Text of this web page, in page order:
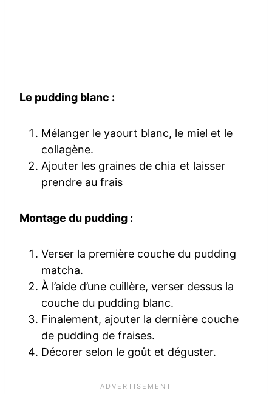
Le pudding blanc :
Mélanger le yaourt blanc, le miel et le
collagène.
Ajouter les graines de chia et laisser
prendre au frais
Montage du pudding :
Verser la première couche du pudding
matcha.
À l’aide d’une cuillère, verser dessus la
couche du pudding blanc.
Finalement, ajouter la dernière couche
de pudding de fraises.
Décorer selon le goût et déguster.